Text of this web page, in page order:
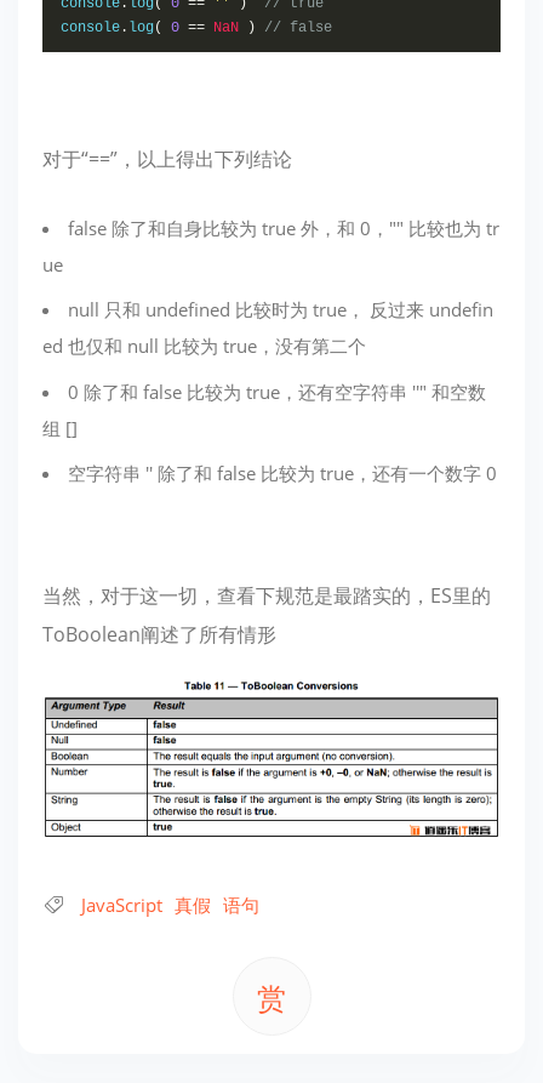
console . log( 0 == NaN ) // false
对于“==”，以上得出下列结论
false 除了和自身比较为 true 外，和 0，"" 比较也为 tr
ue
null 只和 undefined 比较时为 true， 反过来 undefin
ed 也仅和 null 比较为 true，没有第二个
0 除了和 false 比较为 true，还有空字符串 ''" 和空数
组 []
空字符串 '' 除了和 false 比较为 true，还有一个数字 0
当然，对于这一切，查看下规范是最踏实的，ES里的
ToBoolean阐述了所有情形
JavaScript 真假 语句
赏